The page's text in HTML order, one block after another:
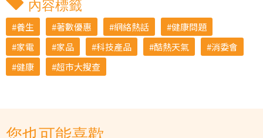
內容標籤
養生 著數優惠 網絡熱話
健康問題
家電
家品 科技產品 酷熱天氣
消委會
健康
超市大搜查